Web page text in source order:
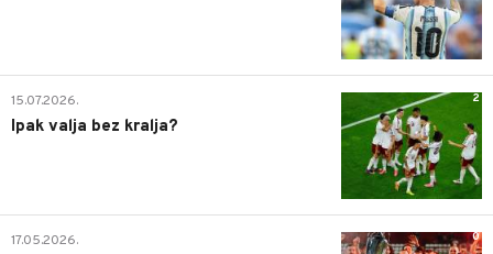
2
15.07.2026.
Ipak valja bez kralja?
0
17.05.2026.